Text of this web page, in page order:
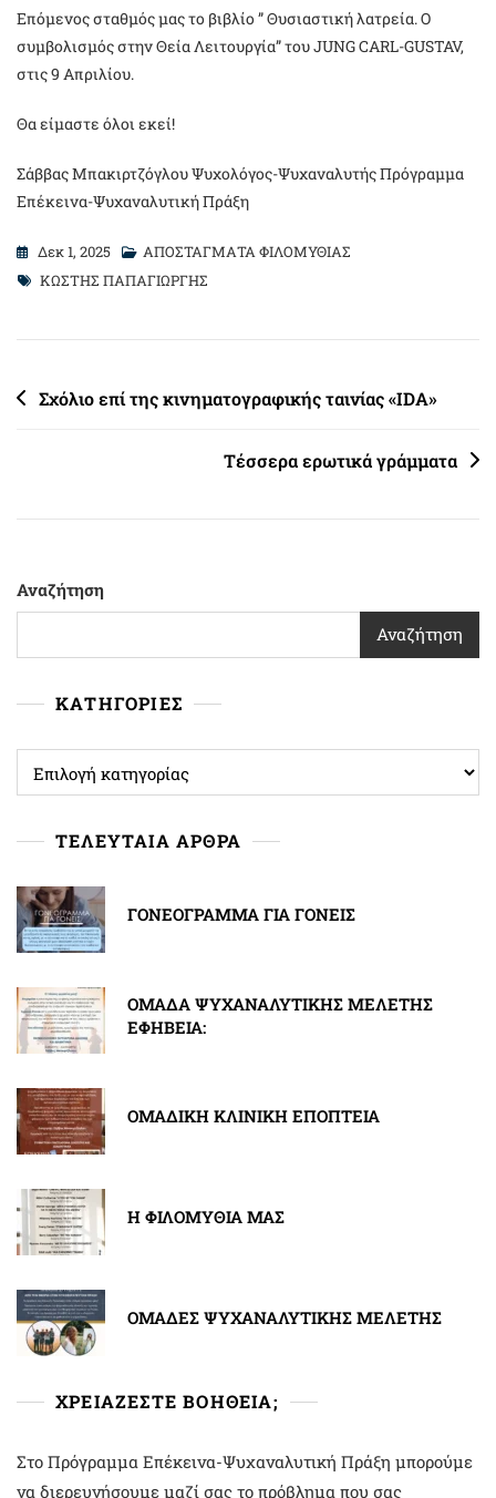
Επόμενος σταθμός μας το βιβλίο ” Θυσιαστική λατρεία. Ο
συμβολισμός στην Θεία Λειτουργία” του JUNG CARL-GUSTAV,
στις 9 Απριλίου.
Θα είμαστε όλοι εκεί!
Σάββας Μπακιρτζόγλου Ψυχολόγος-Ψυχαναλυτής Πρόγραμμα
Επέκεινα-Ψυχαναλυτική Πράξη
Δεκ 1, 2025
ΑΠΟΣΤΑΓΜΑΤΑ ΦΙΛΟΜΥΘΙΑΣ
Tags
ΚΩΣΤΗΣ ΠΑΠΑΓΙΩΡΓΗΣ
Πλοήγηση
Σχόλιο επί της κινηματογραφικής ταινίας «IDA»
Τέσσερα ερωτικά γράμματα
Αναζήτηση
Αναζήτηση
ΚΑΤΗΓΟΡΙΕΣ
ΤΕΛΕΥΤΑΙΑ ΑΡΘΡΑ
ΓΟΝΕΟΓΡΑΜΜΑ ΓΙΑ ΓΟΝΕΙΣ
ΟΜΑΔΑ ΨΥΧΑΝΑΛΥΤΙΚΗΣ ΜΕΛΕΤΗΣ
ΕΦΗΒΕΙΑ:
ΟΜΑΔΙΚΗ ΚΛΙΝΙΚΗ ΕΠΟΠΤΕΙΑ
Η ΦΙΛΟΜΥΘΙΑ ΜΑΣ
ΟΜΑΔΕΣ ΨΥΧΑΝΑΛΥΤΙΚΗΣ ΜΕΛΕΤΗΣ
ΧΡΕΙΑΖΕΣΤΕ ΒΟΗΘΕΙΑ;
Στο Πρόγραμμα Επέκεινα-Ψυχαναλυτική Πράξη μπορούμε
να διερευνήσουμε μαζί σας το πρόβλημα που σας